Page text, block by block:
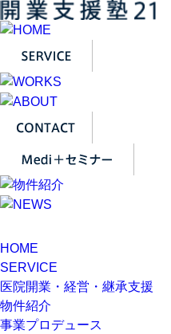
HOME
SERVICE
医院開業・経営・継承支援
物件紹介
事業プロデュース